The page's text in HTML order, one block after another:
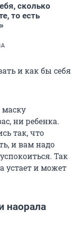
сколько
то есть
и как бы себя
маску
ни ребенка.
так, что
и вам надо
Так
устает и может
наорала